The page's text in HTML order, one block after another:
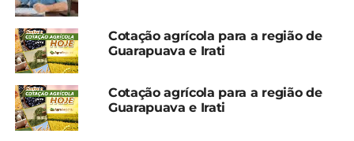
Relacionado
Guarapuava e Irati terão
semana quente; veja a
previsão do tempo
5 de fevereiro, 2024
Em "Guarapuava"
esta semana em
Guarapuava e Irati
27 de novembro, 2023
Cotação agrícola para a região de
Guarapuava e Irati
Cotação agrícola para a região de
Guarapuava e Irati